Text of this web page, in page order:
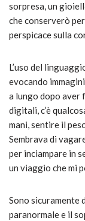
sorpresa, un
che conserverò
perspicace sulla
L’uso del
evocando
a lungo dopo aver
digitali, c’è
mani, sentire il
Sembrava di
per inciampare in
un viaggio che mi
Sono sicuramente
paranormale e il